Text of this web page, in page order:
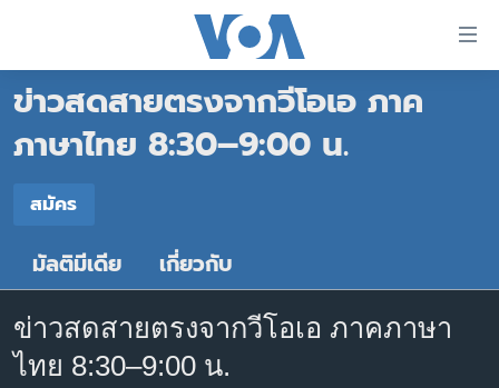
ต่อ
ไป
หลัก
หน้า
หลัก
ข้าม
ไป
หน้าหลัก
โลก
เอเชีย
ไทย
ธุรกิจ
วิทยาศาสตร์
ข่าวสดสายตรงจากวีโอเอ ภาค
ภาษาไทย 8:30–9:00 น.
สมัคร
สมัคร
มัลติมีเดีย เกี่ยวกับ
ข่าวสดสายตรงจากวีโอเอ ภาคภาษา
ไทย 8:30–9:00 น.